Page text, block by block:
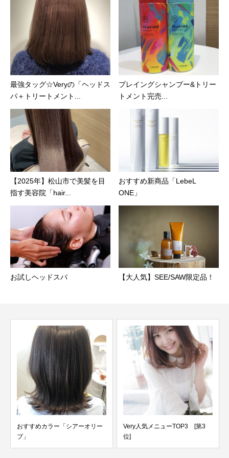
最強タッグ☆Veryの「ヘッドス
パ＋トリートメント...
プレイングシャンプー&トリー
トメント完売...
【2025年】松山市で美髪を目
指す美容院「hair...
おすすめ新商品「LebeL
ONE」
お試しヘッドスパ 【大人気】SEE/SAW限定品！
おすすめカラー「シアーオリー
ブ」
Very人気メニューTOP3 [第3
位]